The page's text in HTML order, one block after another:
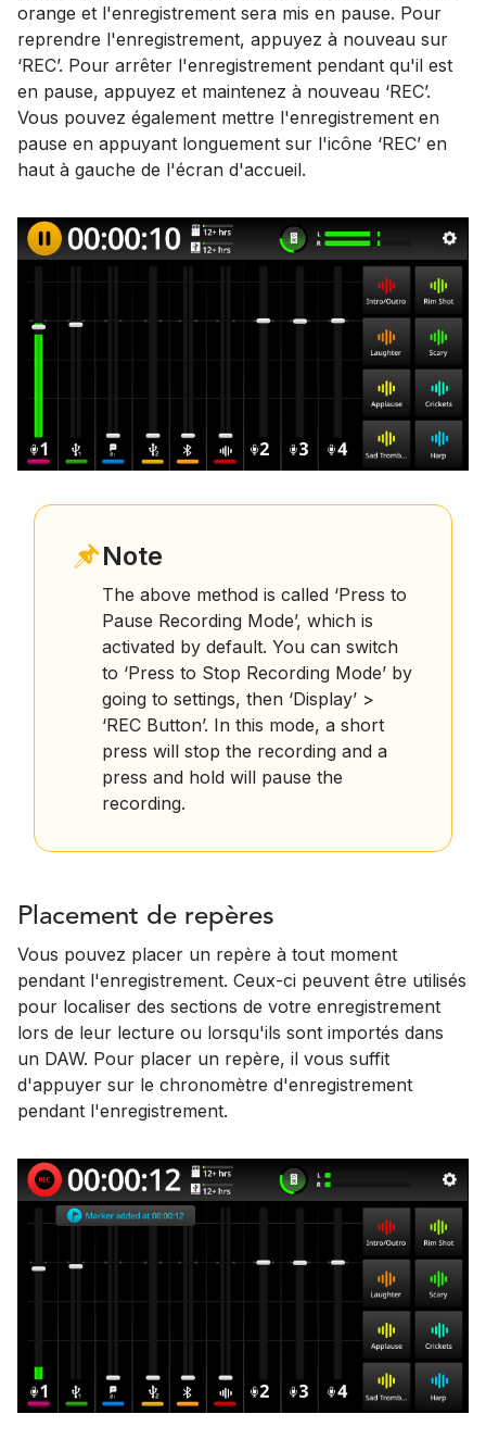
orange et l'enregistrement sera mis en pause. Pour
reprendre l'enregistrement, appuyez à nouveau sur
‘REC’. Pour arrêter l'enregistrement pendant qu'il est
en pause, appuyez et maintenez à nouveau ‘REC’.
Vous pouvez également mettre l'enregistrement en
pause en appuyant longuement sur l'icône ‘REC’ en
haut à gauche de l'écran d'accueil.
Note
The above method is called ‘Press to
Pause Recording Mode’, which is
activated by default. You can switch
to ‘Press to Stop Recording Mode’ by
going to settings, then ‘Display’ >
‘REC Button’. In this mode, a short
press will stop the recording and a
press and hold will pause the
recording.
Placement de repères
Vous pouvez placer un repère à tout moment
pendant l'enregistrement. Ceux-ci peuvent être utilisés
pour localiser des sections de votre enregistrement
lors de leur lecture ou lorsqu'ils sont importés dans
un DAW. Pour placer un repère, il vous suffit
d'appuyer sur le chronomètre d'enregistrement
pendant l'enregistrement.